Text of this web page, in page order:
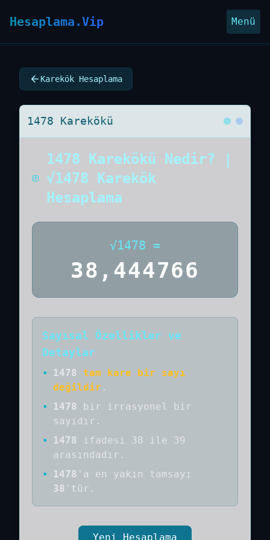
Hesaplama.Vip Menü
Karekök Hesaplama
1478 Karekökü
1478 Karekökü Nedir? |
√1478 Karekök
Hesaplama
√1478 =
38,444766
Sayısal Özellikler ve
Detaylar
• 1478
tam kare bir sayı
değildir .
•
1478 bir
irrasyonel bir
sayıdır .
•
1478
ifadesi 38 ile 39
arasındadır.
•
1478 'a en yakın tamsayı
38 'tür.
Yeni Hesaplama